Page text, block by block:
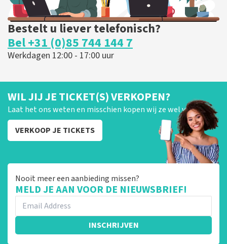
Bestelt u liever telefonisch?
Bel +31 (0)85 744 144 7
Werkdagen 12:00 - 17:00 uur
WIL JIJ JE TICKET(S) VERKOPEN?
Laat het ons weten en misschien kopen wij ze wel van je!
VERKOOP JE TICKETS
Nooit meer een aanbieding missen?
MELD JE AAN VOOR DE NIEUWSBRIEF!
INSCHRIJVEN